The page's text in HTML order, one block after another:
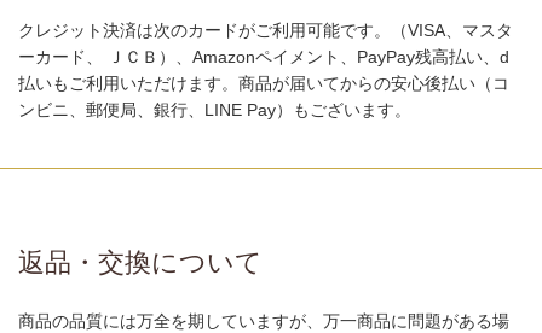
クレジット決済は次のカードがご利用可能です。（VISA、マスタ
ーカード、 ＪＣＢ）、Amazonペイメント、PayPay残高払い、d
払いもご利用いただけます。商品が届いてからの安心後払い（コ
ンビニ、郵便局、銀行、LINE Pay）もございます。
返品・交換について
商品の品質には万全を期していますが、万一商品に問題がある場